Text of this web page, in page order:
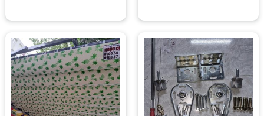
0905.554.860